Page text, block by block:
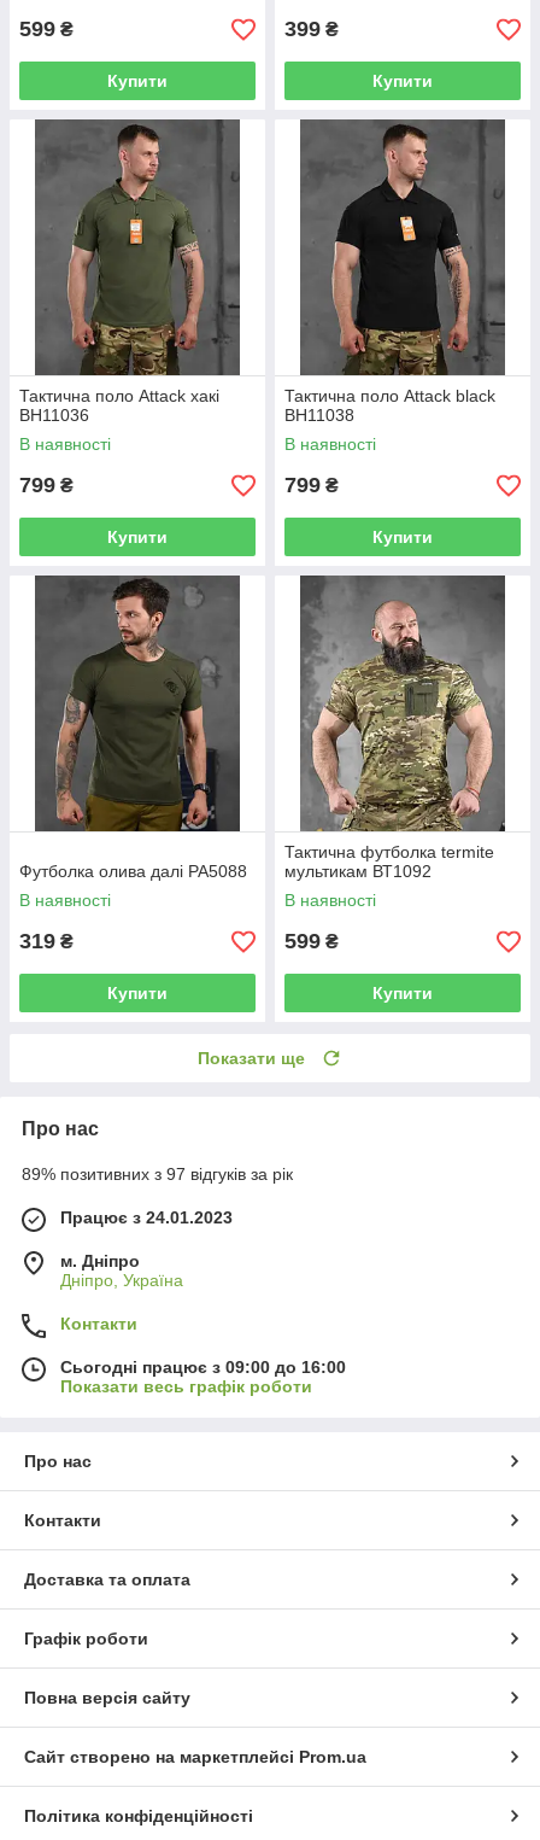
599 ₴
Купити
399 ₴
Купити
Тактична поло Attack хакі
ВН11036
В наявності
799 ₴
Купити
Тактична поло Attack black
ВН11038
В наявності
799 ₴
Купити
Футболка олива далі РА5088
В наявності
319 ₴
Купити
Тактична футболка termite
мультикам ВТ1092
В наявності
599 ₴
Купити
Показати ще
Про нас
89% позитивних з 97 відгуків за рік
Працює з 24.01.2023
м. Дніпро
Дніпро, Україна
Контакти
Сьогодні працює з 09:00 до 16:00
Показати весь графік роботи
Про нас
Контакти
Доставка та оплата
Графік роботи
Повна версія сайту
Сайт створено на маркетплейсі Prom.ua
Політика конфіденційності